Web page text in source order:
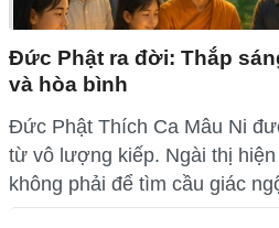
Đức Phật ra đời: Thắp
và hòa bình
Đức Phật Thích Ca Mâu Ni
từ vô lượng kiếp. Ngài thị
không phải để tìm cầu giác